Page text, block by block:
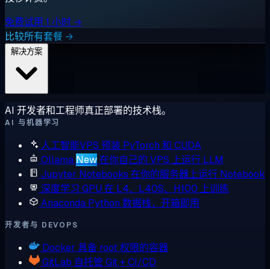
免费试用 1 小时 →
比较所有套餐 →
AI 开发者和工程师真正部署的技术栈。
AI 与机器学习
人工智能VPS 预装 PyTorch 和 CUDA
Ollama New在你自己的 VPS 上运行 LLM
Jupyter Notebooks 在你的服务器上运行 Notebook
深度学习 GPU 在 L4、L40S、H100 上训练
Anaconda Python 数据栈，开箱即用
开发者与 DEVOPS
Docker 具备 root 权限的容器
GitLab 自托管 Git + CI/CD